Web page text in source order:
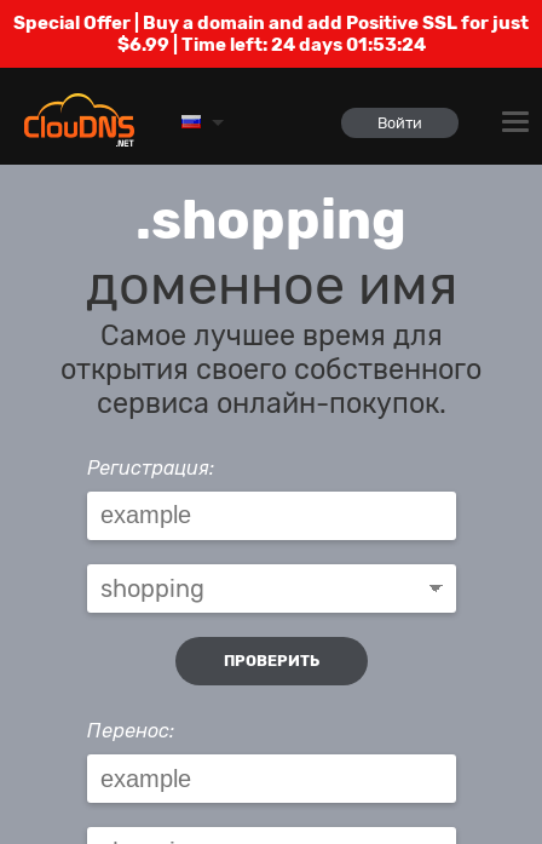
Special Offer | Buy a domain and add Positive SSL for just
$6.99 | Time left:24 days 01:53:24
Войти
.shopping
доменное имя
Самое лучшее время для
открытия своего собственного
сервиса онлайн-покупок.
Регистрация:
ПРОВЕРИТЬ
Перенос: